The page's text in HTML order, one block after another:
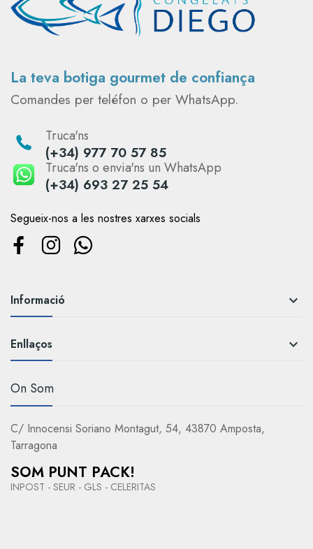
La teva botiga gourmet de confiança
Comandes per teléfon o per WhatsApp.
Truca'ns
(+34) 977 70 57 85
Truca'ns o envia'ns un WhatsApp
(+34) 693 27 25 54
Segueix-nos a les nostres xarxes socials
Informació 
Enllaços 
On Som
C/ Innocensi Soriano Montagut, 54, 43870 Amposta,
Tarragona
SOM PUNT PACK!
INPOST - SEUR - GLS - CELERITAS